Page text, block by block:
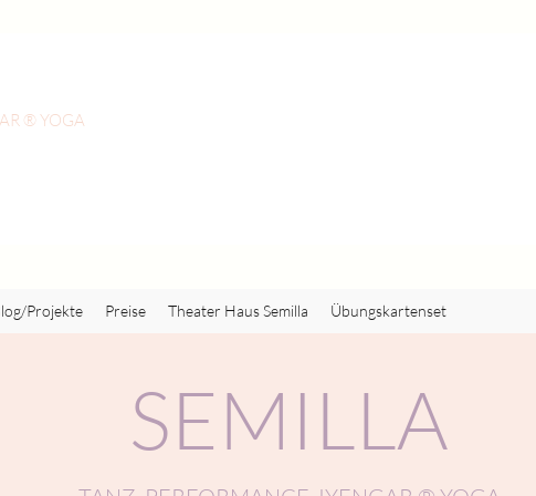
® YOGA
Projekte Preise Theater Haus Semilla Übungskartenset
SEMILLA